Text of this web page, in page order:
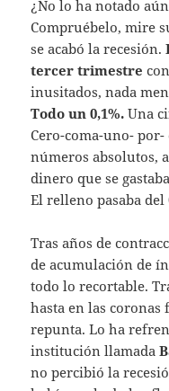
¿No lo ha notado
Compruébelo, mire
se acabó la recesión.
tercer trimestre
inusitados, nada
Todo un 0,1%. Una
Cero-coma-uno-
números absolutos,
dinero que se gastaba
El relleno pasaba del
Tras años de
de acumulación de
todo lo recortable.
hasta en las
repunta. Lo ha
institución llamada
no percibió la